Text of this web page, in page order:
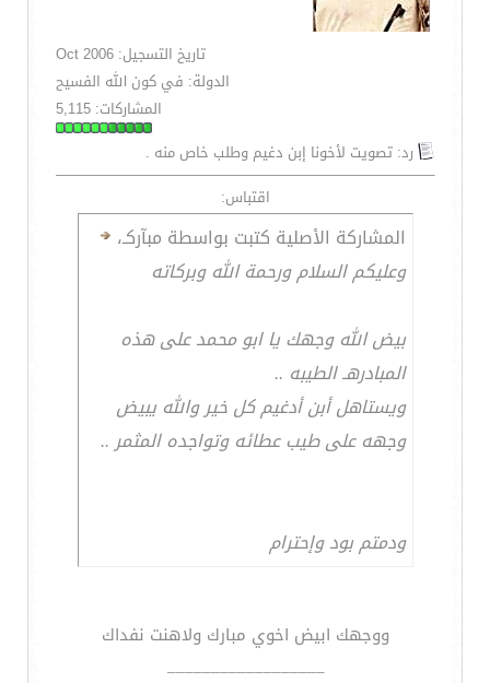
تاريخ التسجيل: Oct 2006
الدولة: في كون الله الفسيح
المشاركات: 5,115
رد: تصويت لأخونا إبن دغيم وطلب خاص منه .
اقتباس:
المشاركة الأصلية كتبت بواسطة مبآركـ،
وعليكم السلام ورحمة الله وبركاته
بيض الله وجهك يا ابو محمد على هذه
المبادرهـ الطيبه ..
ويستاهل أبن أدغيم كل خير والله يبيض
وجهه على طيب عطائه وتواجده المثمر ..
ودمتم بود وإحترام
ووجهك ابيض اخوي مبارك ولاهنت نفداك
__________________